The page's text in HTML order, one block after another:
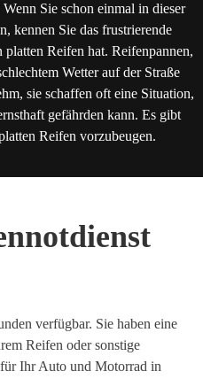
Sie schon einmal in dieser
kennen Sie das frustrierende
Reifen hat. Reifenpannen,
Wetter auf der Straße
sie schaffen oft eine Situation,
gefährden kann. Es gibt
Reifen vorzubeugen.
verfügbar. Sie haben eine
Reifen oder sonstige
Ihr Auto und Motorrad in